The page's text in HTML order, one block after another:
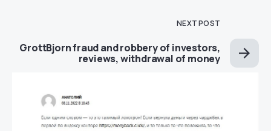
NEXT POST
GrottBjorn fraud and robbery of investors,
reviews, withdrawal of money